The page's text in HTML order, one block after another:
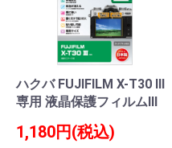
ハクバ FUJIFILM X-T30 III
専用 液晶保護フィルムIII
1,180円(税込)